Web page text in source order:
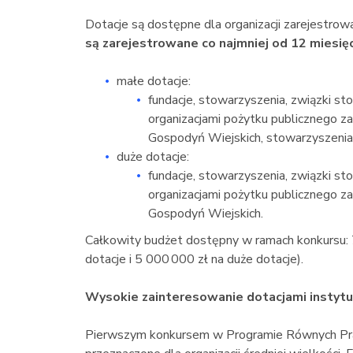
Dotacje są dostępne dla organizacji
są zarejestrowane co najmniej od 12
małe dotacje:
fundacje, stowarzyszenia, związki
organizacjami pożytku publicznego
Gospodyń Wiejskich,
duże dotacje:
fundacje, stowarzyszenia, związki
organizacjami pożytku publicznego
Gospodyń Wiejskich.
Całkowity budżet dostępny w ramach
dotacje i 5 000 000 zł na duże dotacje).
Wysokie zainteresowanie dotacjami
Pierwszym konkursem w Programie Równych